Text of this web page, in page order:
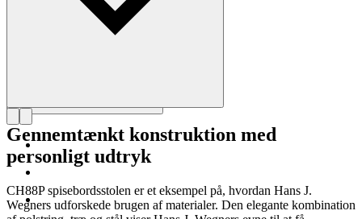
Gennemtænkt konstruktion med
personligt udtryk
CH88P spisebordsstolen er et eksempel på, hvordan Hans J.
Wegners udforskede brugen af materialer. Den elegante kombination